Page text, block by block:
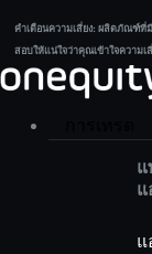
content
คำเตือนความเสี่ยง: ผลิตภัณฑ์ที่มี
สอบให้แน่ใจว่าคุณเข้าใจความเ
คำเตือนความเสี่ยง: ผลิตภัณฑ์ที่มี
สอบให้แน่ใจว่าคุณเข้าใจความเ
แ
แ
แ